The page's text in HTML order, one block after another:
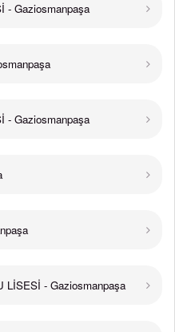
- Gaziosmanpaşa
- Gaziosmanpaşa
LİSESİ - Gaziosmanpaşa